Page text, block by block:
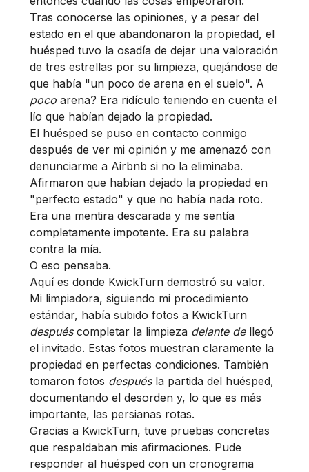
Tras conocerse las opiniones, y a pesar del
estado en el que abandonaron la propiedad, el
huésped tuvo la osadía de dejar una valoración
de tres estrellas por su limpieza, quejándose de
que había "un poco de arena en el suelo". A
pocoarena? Era ridículo teniendo en cuenta el
lío que habían dejado la propiedad.
El huésped se puso en contacto conmigo
después de ver mi opinión y me amenazó con
denunciarme a Airbnb si no la eliminaba.
Afirmaron que habían dejado la propiedad en
"perfecto estado" y que no había nada roto.
Era una mentira descarada y me sentía
completamente impotente. Era su palabra
contra la mía.
O eso pensaba.
Aquí es donde KwickTurn demostró su valor.
Mi limpiadora, siguiendo mi procedimiento
estándar, había subido fotos a KwickTurn
despuéscompletar la limpieza delante dellegó
el invitado. Estas fotos muestran claramente la
propiedad en perfectas condiciones. También
tomaron fotos despuésla partida del huésped,
documentando el desorden y, lo que es más
importante, las persianas rotas.
Gracias a KwickTurn, tuve pruebas concretas
que respaldaban mis afirmaciones. Pude
responder al huésped con un cronograma